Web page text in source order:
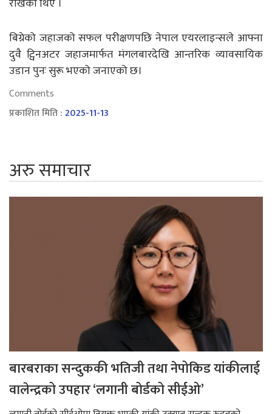
बिग्रेको जहाजको सफल परीक्षणपछि नेपाल एयरलाइन्सले आफ्ना
दुवै ट्विनअटर जहाजमार्फत मंगलबारदेखि आन्तरिक व्यावसायिक
उडान पुनः सुरू भएको जनाएको छ।
Comments
प्रकाशित मिति :2025-11-13
अरु समाचार
बारबराका सन्दुककी भतिजी तथा नेपोकिड यांकीलाई
वालेन्द्रको उपहार ‘लगानी बोर्डको सीईओ’